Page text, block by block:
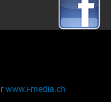
www.i-media.ch